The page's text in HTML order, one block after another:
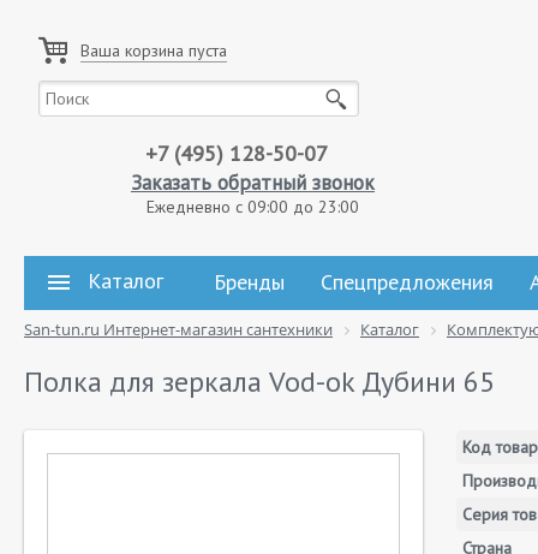
Ваша корзина пуста
+7 (495) 128-50-07
Заказать обратный звонок
Ежедневно с 09:00 до 23:00
Каталог Бренды Спецпредложения
San-tun.ru Интернет-магазин сантехники Каталог
Полка для зеркала Vod-ok Дубини 65
Код
Серия
Страна